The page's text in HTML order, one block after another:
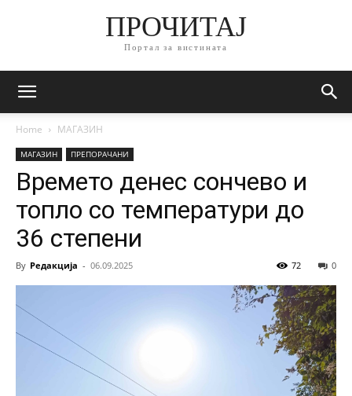
ПРОЧИТАЈ
Портал за вистината
Home МАГАЗИН
МАГАЗИН ПРЕПОРАЧАНИ
Времето денес сончево и
топло со температури до
36 степени
By Редакција - 06.09.2025 0
72